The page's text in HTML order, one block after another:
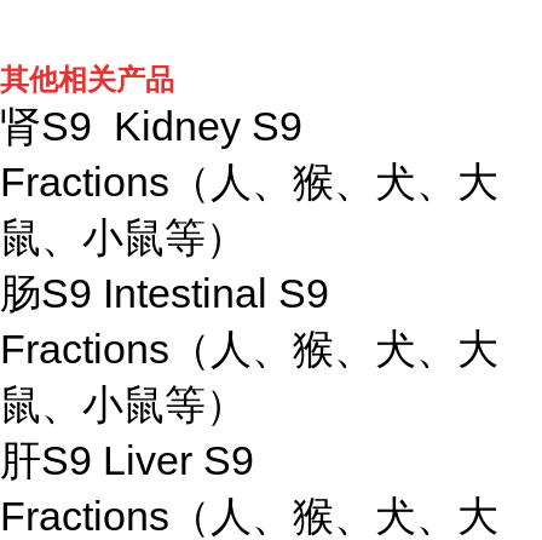
其他相关产品
肾S9 Kidney S9
Fractions（人、猴、犬、大
鼠、小鼠等）
肠S9 Intestinal S9
Fractions（人、猴、犬、大
鼠、小鼠等）
肝S9 Liver S9
Fractions（人、猴、犬、大